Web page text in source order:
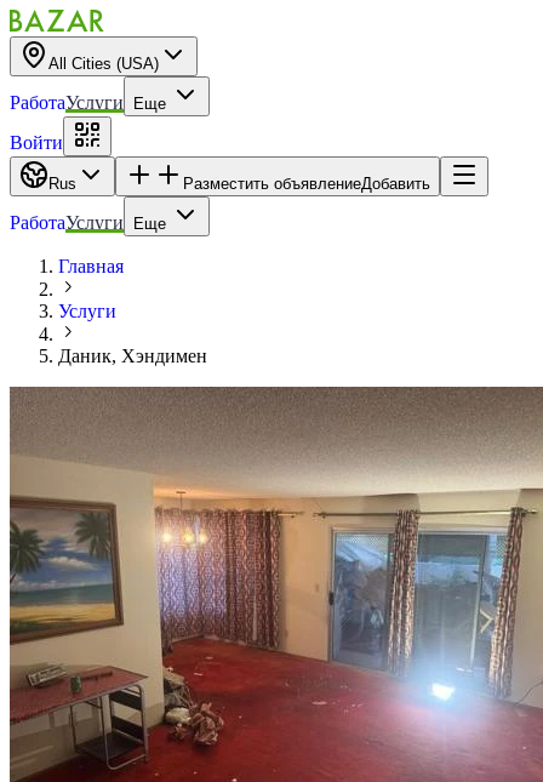
All Cities (USA)
РаботаУслуги Еще
Войти
Rus Разместить объявлениеДобавить
РаботаУслуги Еще
Главная
Услуги
Даник, Хэндимен